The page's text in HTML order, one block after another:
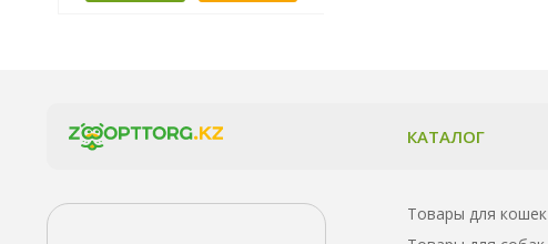
КАТАЛОГ
Товары для кошек